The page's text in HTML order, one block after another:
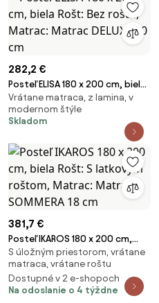
282,2 €
Posteľ ELISA 180 x 200 cm, biela
Rošt: Bez roštu, Matrac:
Matrac DELUXE 10 cm
Vrátane matraca, z lamina, v
modernom štýle
Skladom
381,7 €
Posteľ IKAROS 180 x 200 cm,
biela Rošt: S latkovým roštom,
Matrac: Matrac SOMMERA 18
cm
S úložným priestorom, vrátane
matraca, vrátane roštu
Dostupné v 2 e-shopoch
Na odoslanie o 4 týždne